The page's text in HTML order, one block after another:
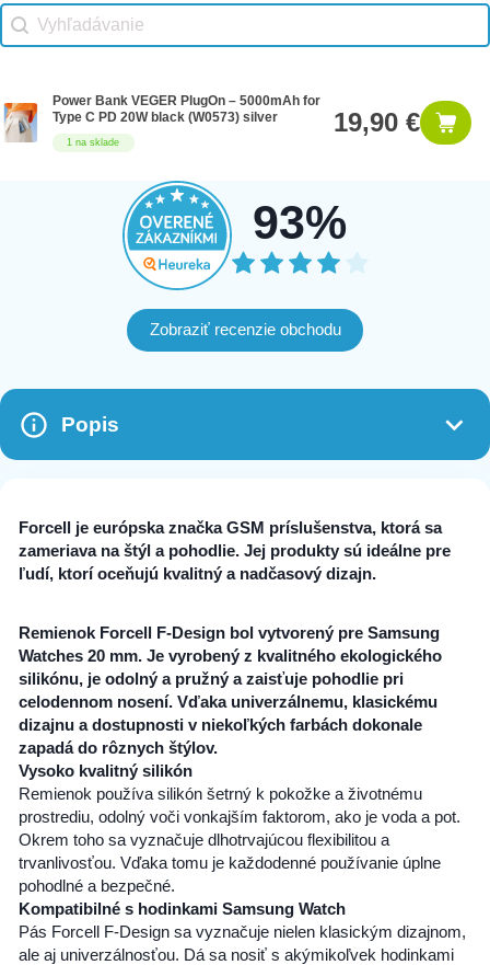
Vhodné príslušenstvo search
Search content
1 na sklade
Power Bank VEGER PlugOn – 5000mAh for
Type C PD 20W black (W0573) silver
19,90 €
93%
Zobraziť recenzie obchodu
Popis
Forcell je európska značka GSM príslušenstva, ktorá sa
zameriava na štýl a pohodlie. Jej produkty sú ideálne pre
ľudí, ktorí oceňujú kvalitný a nadčasový dizajn.
Remienok Forcell F-Design bol vytvorený pre Samsung
Watches 20 mm. Je vyrobený z kvalitného ekologického
silikónu, je odolný a pružný a zaisťuje pohodlie pri
celodennom nosení. Vďaka univerzálnemu, klasickému
dizajnu a dostupnosti v niekoľkých farbách dokonale
zapadá do rôznych štýlov.
Vysoko kvalitný silikón
Remienok používa silikón šetrný k pokožke a životnému
prostrediu, odolný voči vonkajším faktorom, ako je voda a pot.
Okrem toho sa vyznačuje dlhotrvajúcou flexibilitou a
trvanlivosťou. Vďaka tomu je každodenné používanie úplne
pohodlné a bezpečné.
Kompatibilné s hodinkami Samsung Watch
Pás Forcell F-Design sa vyznačuje nielen klasickým dizajnom,
ale aj univerzálnosťou. Dá sa nosiť s akýmikoľvek hodinkami